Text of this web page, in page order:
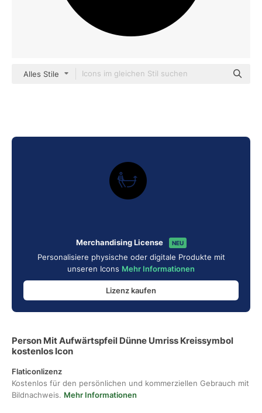
Alles Stile
Merchandising License NEU
Personalisiere physische oder digitale Produkte mit
unseren Icons Mehr Informationen
Lizenz kaufen
Person Mit Aufwärtspfeil Dünne Umriss Kreissymbol
kostenlos Icon
Flaticonlizenz
Kostenlos für den persönlichen und kommerziellen Gebrauch mit
Bildnachweis. Mehr Informationen